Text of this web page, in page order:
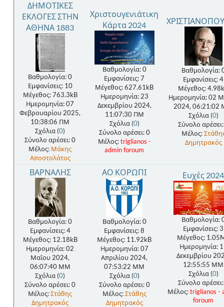
ΔΗΜΟΤΙΚΕΣ
ΕΚΛΟΓΕΣ ΣΤΗΝ
ΑΘΗΝΑ 1883
Βαθμολογία: 0
Εμφανίσεις: 10
Μέγεθος: 763.3kB
Ημερομηνία: 07
Φεβρουαρίου 2025,
10:38:06 ΠΜ
Σχόλια (0)
Σύνολο αρέσει: 0
Μέλος: Μάκης
Αποστολάτος
Χριστουγενιάτικη
Κάρτα 2024
Βαθμολογία: 0
Εμφανίσεις: 7
Μέγεθος: 627.61kB
Ημερομηνία: 23
Δεκεμβρίου 2024,
11:07:30 ΠΜ
Σχόλια (0)
Σύνολο αρέσει: 0
Μέλος:triglianos -
admin foroum
Βαθμολογία:
Εμφανίσεις: 4
Μέγεθος:
Ημερομηνία: 02
2024,
Σχόλια (0)
Σύνολο
Μέλος:
Δημητρακός
ΒΑΡΝΑΛΗΣ
Βαθμολογία: 0
Εμφανίσεις: 4
Μέγεθος: 12.18kB
Ημερομηνία: 02
Μαΐου 2024,
06:07:40 ΜΜ
Σχόλια (0)
Σύνολο αρέσει: 0
Μέλος:Στάθης
Δημητρακός
ΑΟ ΚΟΡΩΠΙ
Βαθμολογία: 0
Εμφανίσεις: 8
Μέγεθος: 11.92kB
Ημερομηνία: 07
Απριλίου 2024,
07:53:22 ΜΜ
Σχόλια (0)
Σύνολο αρέσει: 0
Μέλος:Στάθης
Δημητρακός
Ευχές 2024
Βαθμολογία:
Εμφανίσεις: 3
Μέγεθος:
Ημερομηνία:
Δεκεμβρίου
12:55:55 ΜΜ
Σχόλια (0)
Σύνολο
Μέλος:triglianos -
foroum